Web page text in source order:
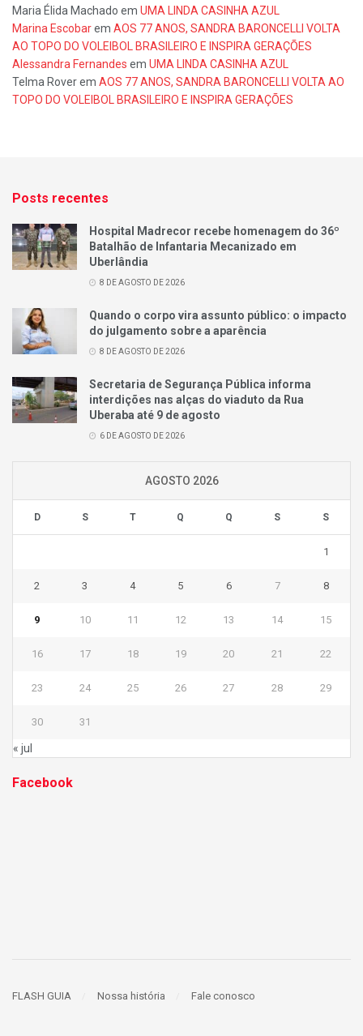
Maria Élida Machado em UMA LINDA CASINHA AZUL
Marina Escobarem AOS 77 ANOS, SANDRA BARONCELLI VOLTA
AO TOPO DO VOLEIBOL BRASILEIRO E INSPIRA GERAÇÕES
Alessandra Fernandes em UMA LINDA CASINHA AZUL
Telma Roverem AOS 77 ANOS, SANDRA BARONCELLI VOLTA AO
TOPO DO VOLEIBOL BRASILEIRO E INSPIRA GERAÇÕES
Posts recentes
Hospital Madrecor recebe homenagem do 36º
Batalhão de Infantaria Mecanizado em
Uberlândia
8 DE AGOSTO DE 2026
Quando o corpo vira assunto público: o impacto
do julgamento sobre a aparência
8 DE AGOSTO DE 2026
Secretaria de Segurança Pública informa
interdições nas alças do viaduto da Rua
Uberaba até 9 de agosto
6 DE AGOSTO DE 2026
AGOSTO 2026
D S T Q Q S S
1
2 3 4 5 6 7 8
9 10 11 12 13 14 15
16 17 18 19 20 21 22
23 24 25 26 27 28 29
30 31
« jul
Facebook
FLASH GUIA Nossa história Fale conosco